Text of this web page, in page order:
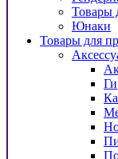
Товары
Юнаки
Товары для